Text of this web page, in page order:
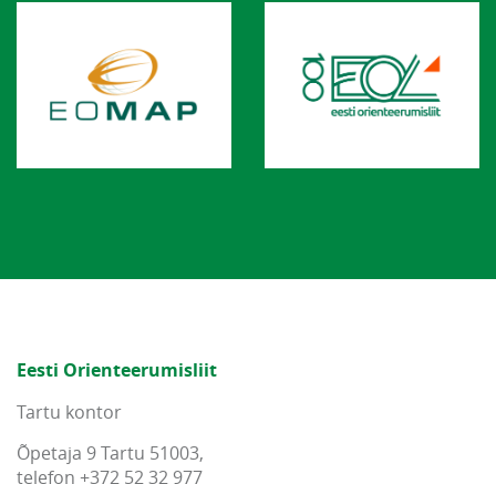
Eesti Orienteerumisliit
Tartu kontor
Õpetaja 9 Tartu 51003,
telefon +372 52 32 977